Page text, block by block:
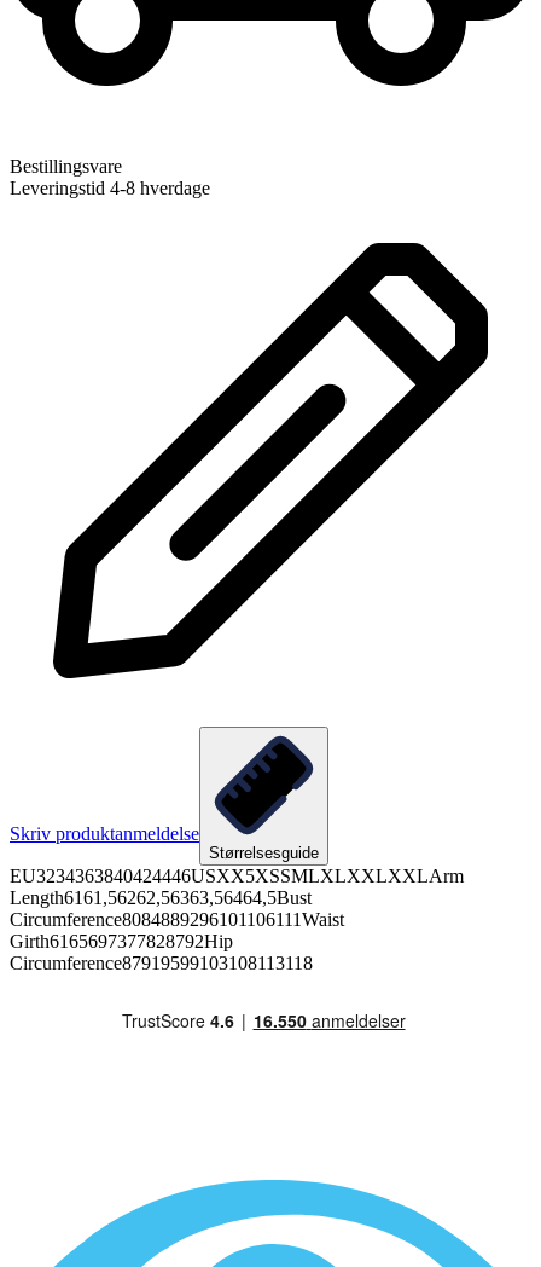
Bestillingsvare
Leveringstid 4-8 hverdage
Skriv produktanmeldelse
Størrelsesguide
EU3234363840424446USXX5XSSMLXLXXLXXLArm
Length6161,56262,56363,56464,5Bust
Circumference8084889296101106111Waist
Girth6165697377828792Hip
Circumference87919599103108113118